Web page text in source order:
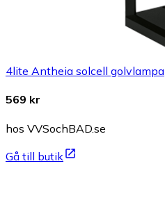
4lite Antheia solcell golvlampa
569 kr
hos VVSochBAD.se
Gå till butik